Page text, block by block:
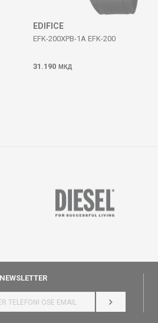
EDIFICE
EFK-200XPB-1A EFK-200
31.190 МКД
NEWSLETTER
HYR